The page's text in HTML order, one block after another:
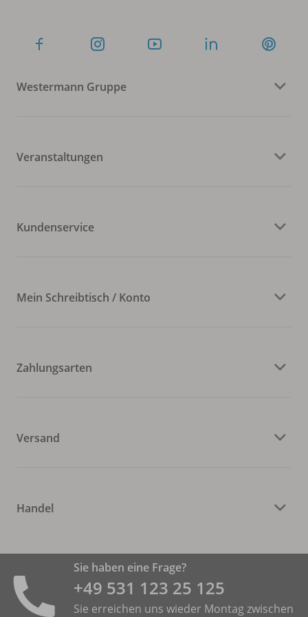
Westermann Gruppe
Veranstaltungen
Kundenservice
Mein Schreibtisch / Konto
Zahlungsarten
Versand
Handel
Sie haben eine Frage?
+49 531 ­123 25 125
Sie erreichen uns wieder Montag zwischen